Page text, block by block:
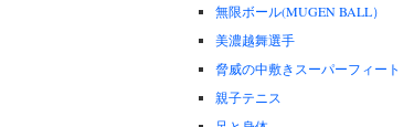
無限ボール(MUGEN BALL）
美濃越舞選手
脅威の中敷きスーパーフィート
親子テニス